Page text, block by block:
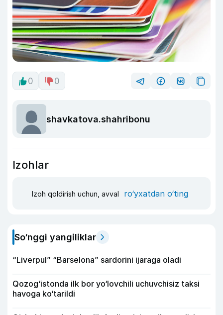
0 0
shavkatova.shahribonu
Izohlar
Izoh qoldirish uchun, avval ro‘yxatdan o‘ting
So‘nggi yangiliklar
“Liverpul” “Barselona” sardorini ijaraga oladi
Qozog‘istonda ilk bor yo‘lovchili uchuvchisiz taksi
havoga ko‘tarildi